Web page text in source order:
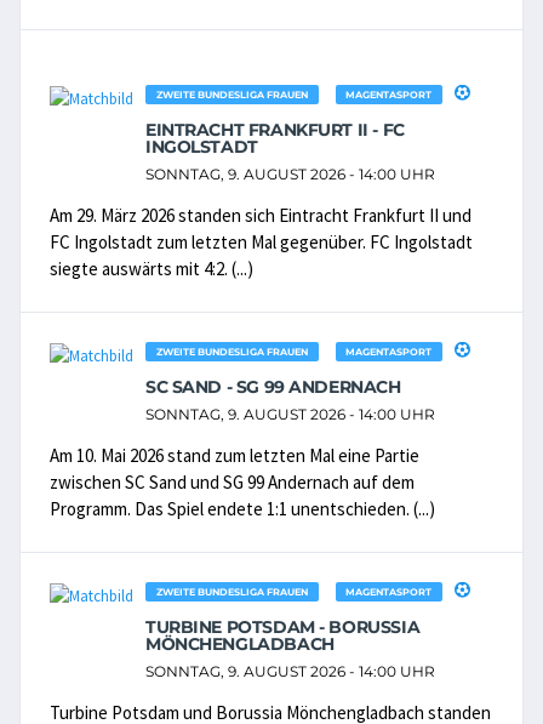
ZWEITE BUNDESLIGA FRAUEN MAGENTASPORT
EINTRACHT FRANKFURT II - FC
INGOLSTADT
SONNTAG, 9. AUGUST 2026 - 14:00 UHR
Am 29. März 2026 standen sich Eintracht Frankfurt II und
FC Ingolstadt zum letzten Mal gegenüber. FC Ingolstadt
siegte auswärts mit 4:2. (...)
ZWEITE BUNDESLIGA FRAUEN MAGENTASPORT
SC SAND - SG 99 ANDERNACH
SONNTAG, 9. AUGUST 2026 - 14:00 UHR
Am 10. Mai 2026 stand zum letzten Mal eine Partie
zwischen SC Sand und SG 99 Andernach auf dem
Programm. Das Spiel endete 1:1 unentschieden. (...)
ZWEITE BUNDESLIGA FRAUEN MAGENTASPORT
TURBINE POTSDAM - BORUSSIA
MÖNCHENGLADBACH
SONNTAG, 9. AUGUST 2026 - 14:00 UHR
Turbine Potsdam und Borussia Mönchengladbach standen